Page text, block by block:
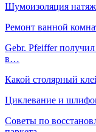
Шумоизоляция
Ремонт ванной
Gebr. Pfeiffer
в…
Какой столярный
Циклевание и
Советы по